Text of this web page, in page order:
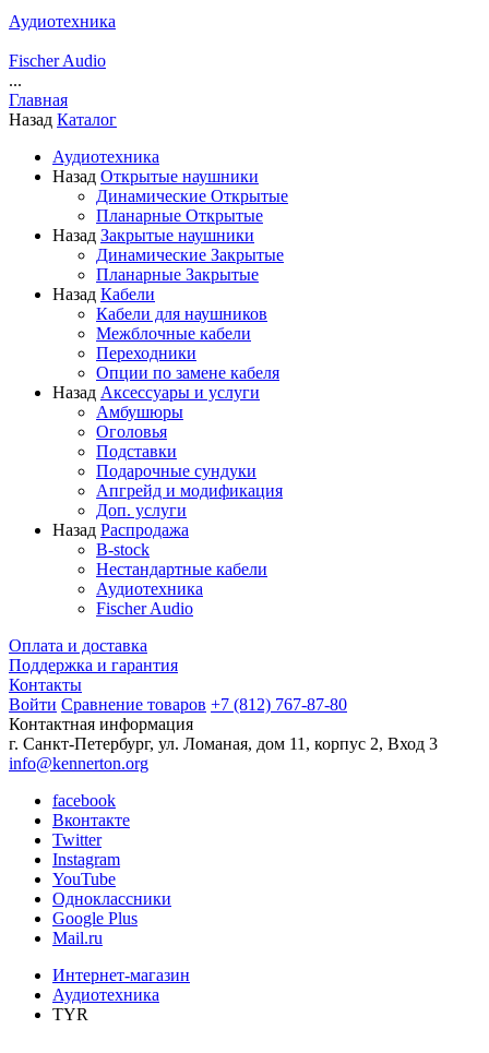
Аудиотехника
Fischer Audio
...
Главная
Назад Каталог
Аудиотехника
Назад Открытые наушники
Динамические Открытые
Планарные Открытые
Назад Закрытые наушники
Динамические Закрытые
Планарные Закрытые
Назад Кабели
Кабели для наушников
Межблочные кабели
Переходники
Опции по замене кабеля
Назад Аксессуары и услуги
Амбушюры
Оголовья
Подставки
Подарочные сундуки
Апгрейд и модификация
Доп. услуги
Назад Распродажа
B-stock
Нестандартные кабели
Аудиотехника
Fischer Audio
Оплата и доставка
Поддержка и гарантия
Контакты
Войти Сравнение товаров +7 (812) 767-87-80
Контактная информация
г. Санкт-Петербург, ул. Ломаная, дом 11, корпус 2, Вход 3
info@kennerton.org
facebook
Вконтакте
Twitter
Instagram
YouTube
Одноклассники
Google Plus
Mail.ru
Интернет-магазин
Аудиотехника
TYR